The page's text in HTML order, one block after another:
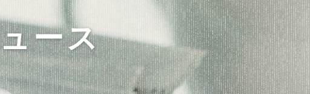
ース